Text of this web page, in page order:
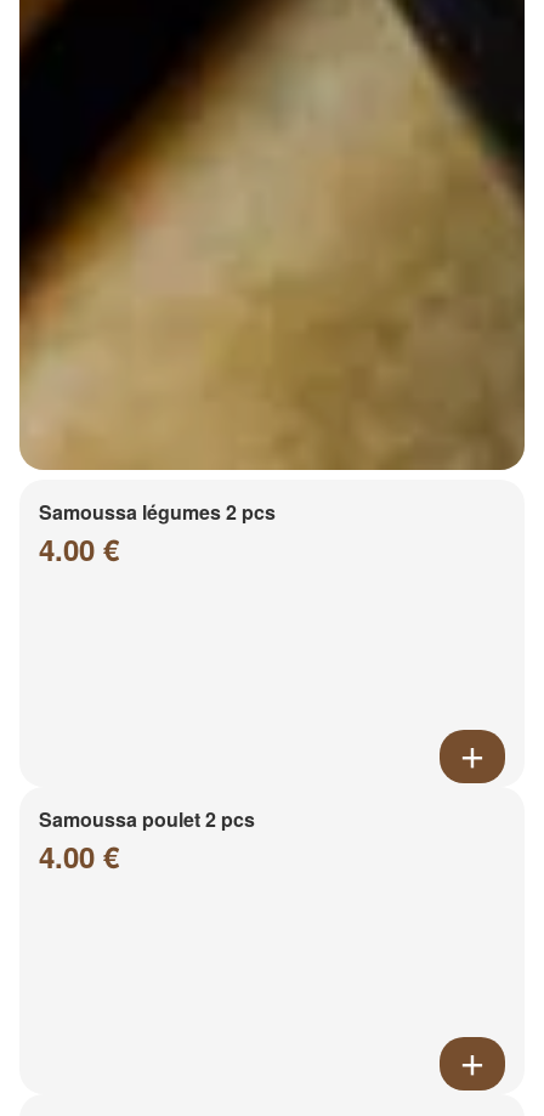
Samoussa légumes 2 pcs
4.00 €
Samoussa poulet 2 pcs
4.00 €